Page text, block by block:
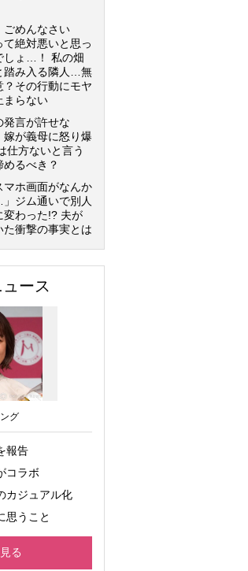
ごめんなさい
て絶対悪いと思っ
しょ…！ 私の畑
踏み入る隣人…無
？その行動にモヤ
まらない
発言が許せな
が義母に怒り爆
仕方ないと言う
めるべき？
マホ画面がなんか
ジム通いで別人
変わった!? 夫が
た衝撃の事実とは
ース
グ
報告
コラボ
カジュアル化
思うこと
る